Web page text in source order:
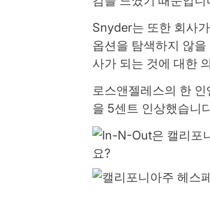
Snyder는 또한 회사
옵션을 탐색하지 않
사가 되는 것에 대한
로스앤젤레스의 한
을 5센트 인상했습니